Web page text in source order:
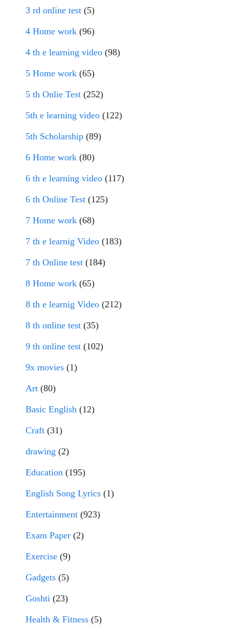
3 rd online test (5)
4 Home work (96)
4 th e learning video (98)
5 Home work (65)
5 th Onlie Test (252)
5th e learning video (122)
5th Scholarship (89)
6 Home work (80)
6 th e learning video (117)
6 th Online Test (125)
7 Home work (68)
7 th e learnig Video (183)
7 th Online test (184)
8 Home work (65)
8 th e learnig Video (212)
8 th online test (35)
9 th online test (102)
9x movies (1)
Art (80)
Basic English (12)
Craft (31)
drawing (2)
Education (195)
English Song Lyrics (1)
Entertainment (923)
Exam Paper (2)
Exercise (9)
Gadgets (5)
Goshti (23)
Health & Fitness (5)